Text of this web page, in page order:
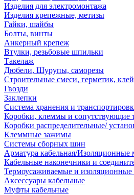
Изделия для электромонтажа
Изделия крепежные, метизы
Гайки, шайбы
Болты, винты
Анкерный крепеж
Втулки, резьбовые шпильки
Такелаж
Дюбели, Шурупы, саморезы
Строительные смеси, герметик,
Гвозди
Заклепки
Система хранения и
Коробки, клеммы и сопутствующие
Коробки распределительные/
Клеммные зажимы
Системы сборных шин
Арматура кабельная/Изоляционные
Кабельные наконечники и
Термоусаживаемые и изоляционные
Аксессуары кабельные
Муфты кабельные